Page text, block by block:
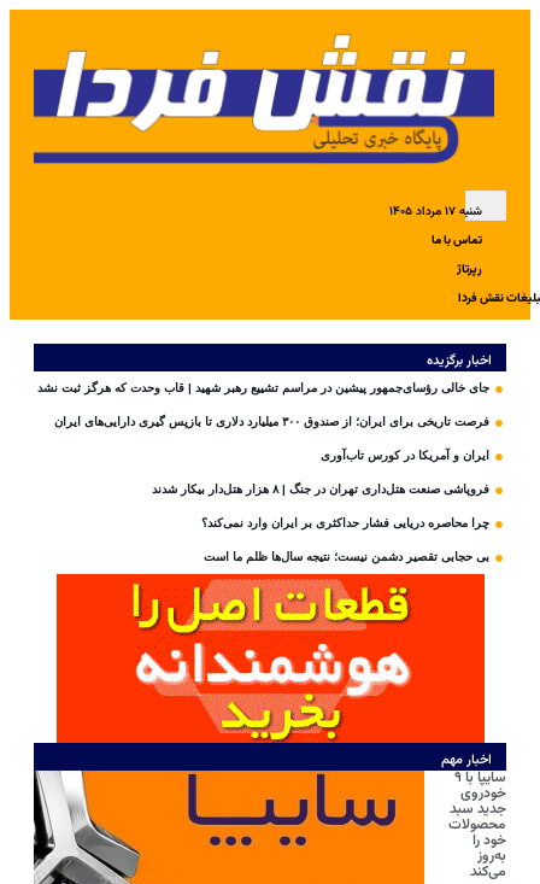
شنبه ۱۷ مرداد ۱۴۰۵
تماس با ما
رپرتاژ
نقش فردا
اخبار برگزیده
جای خالی رؤسای‌جمهور پیشین در مراسم تشییع رهبر شهید | قاب وحدت که هرگز ثبت نشد
فرصت تاریخی برای ایران؛ از صندوق ۳۰۰ میلیارد دلاری تا بازپس گیری دارایی‌های ایران
ایران و آمریکا در کورس تاب‌آوری
فروپاشی صنعت هتل‌داری تهران در جنگ | ۸ هزار هتل‌دار بیکار شدند
چرا محاصره دریایی فشار حداکثری بر ایران وارد نمی‌کند؟
بی‌ حجابی تقصیر دشمن نیست؛ نتیجه سال‌ها ظلم ما است
اخبار مهم
سایپا با ۹
خودروی
جدید سبد
محصولات
خود را
به‌روز
می‌کند